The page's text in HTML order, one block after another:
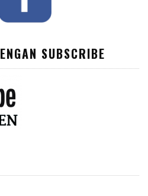
SUBSCRIBE